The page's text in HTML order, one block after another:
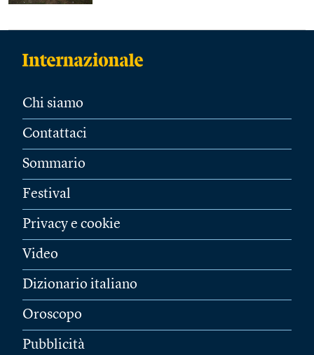
Chi siamo
Contattaci
Sommario
Festival
Privacy e cookie
Video
Dizionario italiano
Oroscopo
Pubblicità